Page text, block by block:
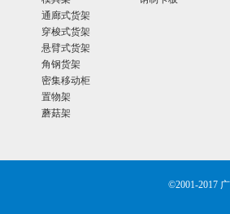
通廊式货架
穿梭式货架
悬臂式货架
角钢货架
密集移动柜
置物架
蘑菇架
©2001-2017